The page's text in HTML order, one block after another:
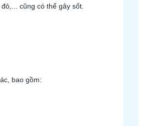
cũng có thể gây sốt.
bao gồm: